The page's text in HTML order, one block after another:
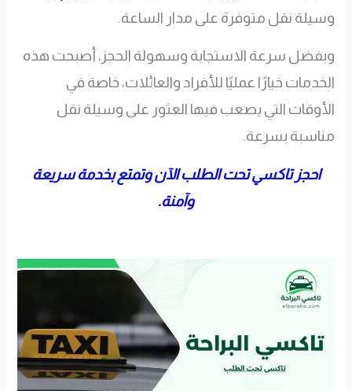
وسيلة نقل متوفرة على مدار الساعة.
وبفضل سرعة الاستجابة وسهولة الحجز، أصبحت هذه
الخدمات خيارًا عمليًا للأفراد والعائلات، خاصة في
الأوقات التي يصعب فيها العثور على وسيلة نقل
مناسبة بسرعة.
احجز تاكسي تحت الطلب الآن وتمتع بخدمة سريعة
وآمنة.